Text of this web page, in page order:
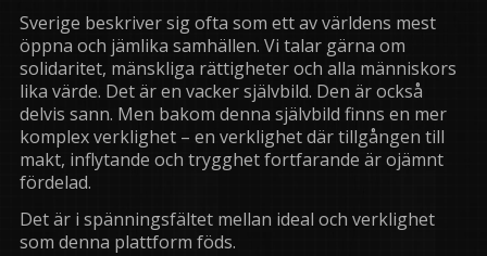
Sverige beskriver sig ofta som ett av världens mest
öppna och jämlika samhällen. Vi talar gärna om
solidaritet, mänskliga rättigheter och alla människors
lika värde. Det är en vacker självbild. Den är också
delvis sann. Men bakom denna självbild finns en mer
komplex verklighet – en verklighet där tillgången till
makt, inflytande och trygghet fortfarande är ojämnt
fördelad.
Det är i spänningsfältet mellan ideal och verklighet
som denna plattform föds.